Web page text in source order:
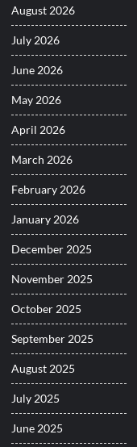
August 2026
July 2026
June 2026
May 2026
April 2026
March 2026
February 2026
January 2026
December 2025
November 2025
October 2025
September 2025
August 2025
July 2025
June 2025